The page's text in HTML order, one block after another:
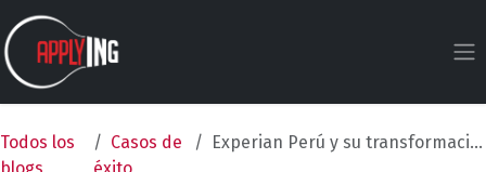
Ir al contenido
Todos los
Casos de
Experian Perú y su transformación digital con AWS